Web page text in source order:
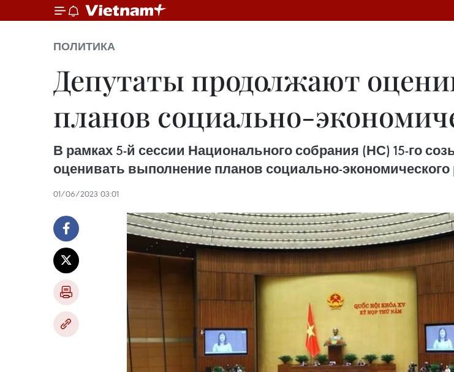
ПОЛИТИКА
Депутаты продолжают
планов социально-
В рамках 5-й сессии Национального собрания (НС) 15-го
оценивать выполнение планов социально-экономического
01/06/2023 03:01